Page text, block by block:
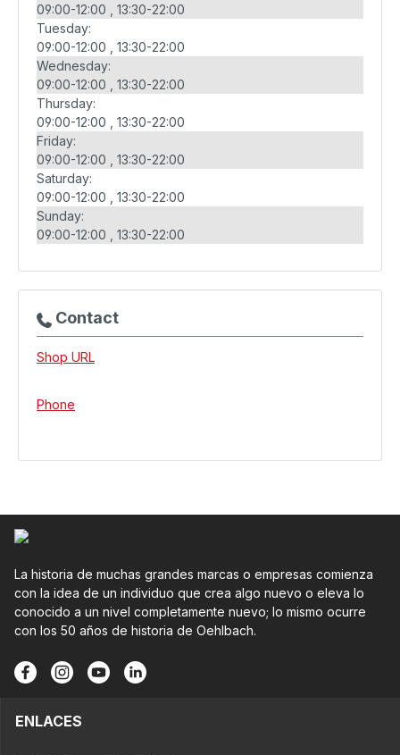
09:00-12:00
13:30-22:00
Tuesday:
09:00-12:00
13:30-22:00
Wednesday:
09:00-12:00
13:30-22:00
Thursday:
09:00-12:00
13:30-22:00
Friday:
09:00-12:00
13:30-22:00
Saturday:
09:00-12:00
13:30-22:00
Sunday:
09:00-12:00
13:30-22:00
Contact
Shop URL
Phone
La historia de muchas grandes marcas o empresas comienza
con la idea de un individuo que crea algo nuevo o eleva lo
conocido a un nivel completamente nuevo; lo mismo ocurre
con los 50 años de historia de Oehlbach.
ENLACES